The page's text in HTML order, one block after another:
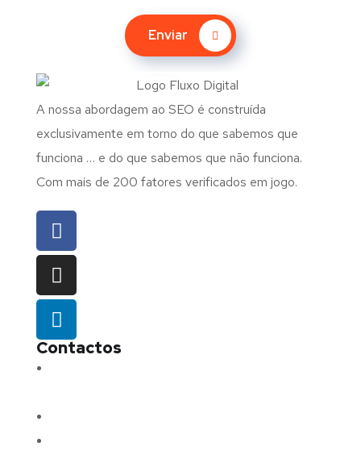
Enviar
A nossa abordagem ao SEO é construída
exclusivamente em torno do que sabemos que
funciona … e do que sabemos que não funciona.
Com mais de 200 fatores verificados em jogo.
Contactos